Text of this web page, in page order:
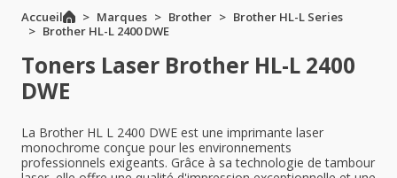
Accueil Marques Brother
Brother HL-L Series
Brother HL-L 2400 DWE
Toners Laser Brother HL-L 2400
DWE
La Brother HL L 2400 DWE est une imprimante laser
monochrome conçue pour les environnements
professionnels exigeants. Grâce à sa technologie de tambour